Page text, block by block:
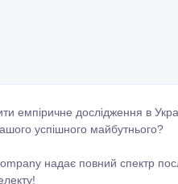
емпіричне дослідження в
успішного майбутнього?
надає повний спектр